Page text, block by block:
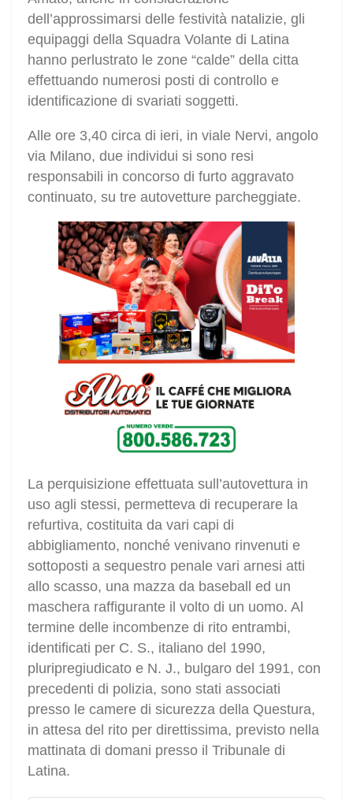
dell’approssimarsi delle festività natalizie, gli
equipaggi della Squadra Volante di Latina
hanno perlustrato le zone “calde” della citta
effettuando numerosi posti di controllo e
identificazione di svariati soggetti.
Alle ore 3,40 circa di ieri, in viale Nervi, angolo
via Milano, due individui si sono resi
responsabili in concorso di furto aggravato
continuato, su tre autovetture parcheggiate.
La perquisizione effettuata sull’autovettura in
uso agli stessi, permetteva di recuperare la
refurtiva, costituita da vari capi di
abbigliamento, nonché venivano rinvenuti e
sottoposti a sequestro penale vari arnesi atti
allo scasso, una mazza da baseball ed un
maschera raffigurante il volto di un uomo. Al
termine delle incombenze di rito entrambi,
identificati per C. S., italiano del 1990,
pluripregiudicato e N. J., bulgaro del 1991, con
precedenti di polizia, sono stati associati
presso le camere di sicurezza della Questura,
in attesa del rito per direttissima, previsto nella
mattinata di domani presso il Tribunale di
Latina.